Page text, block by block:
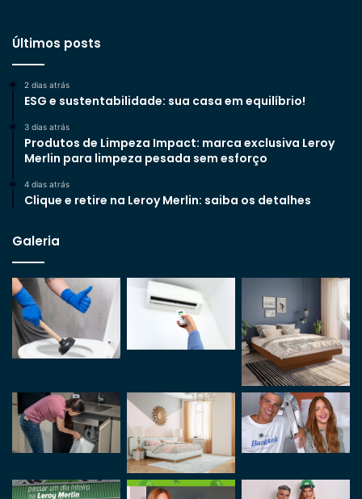
Últimos posts
2 dias atrás
ESG e sustentabilidade: sua casa em equilíbrio!
3 dias atrás
Produtos de Limpeza Impact: marca exclusiva Leroy
Merlin para limpeza pesada sem esforço
4 dias atrás
Clique e retire na Leroy Merlin: saiba os detalhes
Galeria